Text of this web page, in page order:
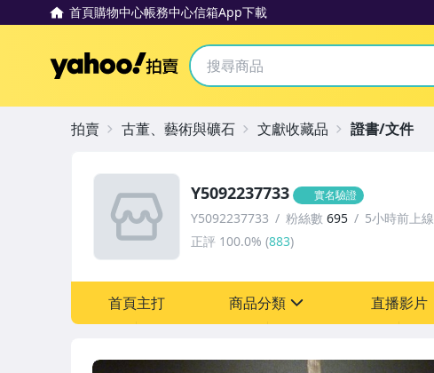
首頁購物中心帳務中心信箱App下載
Yahoo拍賣
Y5092237733 實名驗證
Y5092237733 粉絲數 695
5小時前上線
正評 100.0% (883)
首頁主打 商品分類 直播影片
拍賣 古董、藝術與礦石 文獻收藏品 證書/文件